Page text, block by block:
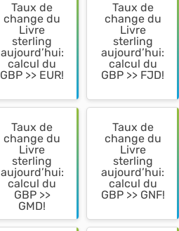
Taux de
change du
Livre
sterling
aujourd’hui:
calcul du
GBP >> EUR!
Taux de
change du
Livre
sterling
aujourd’hui:
calcul du
GBP >> FJD!
Taux de
change du
Livre
sterling
aujourd’hui:
calcul du
GBP >>
GMD!
Taux de
change du
Livre
sterling
aujourd’hui:
calcul du
GBP >> GNF!